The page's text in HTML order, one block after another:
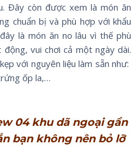
Đây còn được xem là món ăn
chuẩn bị và phù hợp với khẩu
là món ăn no lâu vì thế phù
vui chơi cả một ngày dài.
với nguyên liệu làm sẵn như:
ốp la,…
04 khu dã ngoại gần
bạn không nên bỏ lỡ